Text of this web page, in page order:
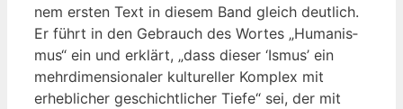
nem ers­ten Text in die­sem Band gleich deut­lich.
Er führt in den Gebrauch des Wor­tes „Huma­nis­
mus“ ein und erklärt, „dass die­ser ‘Ismus’ ein
mehr­di­men­sio­na­ler kul­tu­rel­ler Kom­plex mit
erheb­li­cher geschicht­li­cher Tie­fe“ sei, der mit